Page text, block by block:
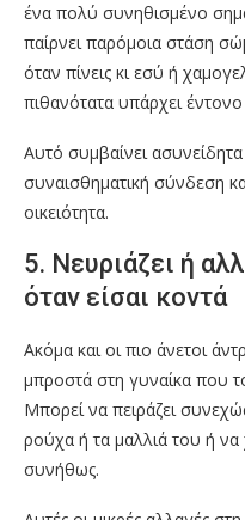
ένα πολύ συνηθισμένο
παίρνει παρόμοια στάση
όταν πίνεις κι εσύ ή
πιθανότατα υπάρχει
Αυτό συμβαίνει
συναισθηματική σύνδεση
οικειότητα.
5. Νευριάζει ή
όταν είσαι κοντά
Ακόμα και οι πιο άνετοι
μπροστά στη γυναίκα που
Μπορεί να πειράζει
ρούχα ή τα μαλλιά του ή να
συνήθως.